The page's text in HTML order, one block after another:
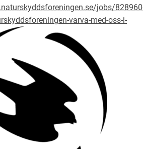
jobs/
varva-med-oss-i-